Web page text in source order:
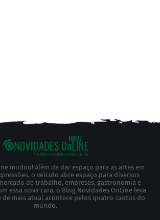
mudou! Além de dar espaço para as artes em
o veículo abre espaço para diversos
de trabalho, empresas, gastronomia e
essa nova cara, o Blog Novidades OnLine leva
de mais atual acontece pelos quatro cantos do
mundo.